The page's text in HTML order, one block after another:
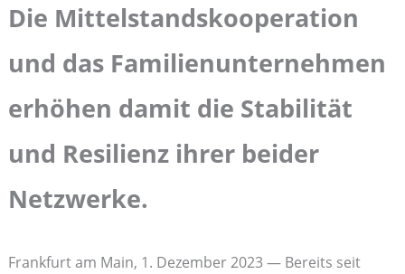
Die Mittelstandskooperation
und das Familienunternehmen
erhöhen damit die Stabilität
und Resilienz ihrer beider
Netzwerke.
Frankfurt am Main, 1. Dezember 2023 — Bereits seit